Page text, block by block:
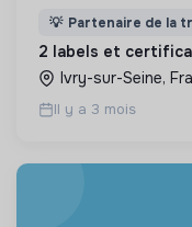
leur
💡 Partenaire de la
2 labels et
Ivry-sur-Seine,
Il y a 3 mois